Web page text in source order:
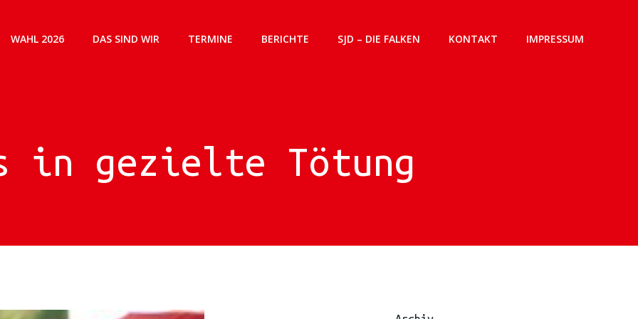
WAHL 2026 DAS SIND WIR TERMINE BERICHTE SJD – DIE FALKEN KONTAKT IMPRESSUM
in gezielte Tötung